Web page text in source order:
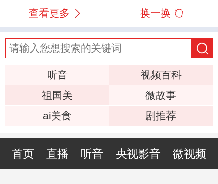
查看更多 换一换
听音
视频百科
祖国美
微故事
ai美食
剧推荐
首页 直播 听音 央视影音 微视频